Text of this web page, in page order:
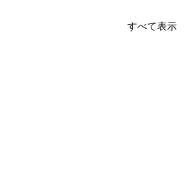
すべて表示